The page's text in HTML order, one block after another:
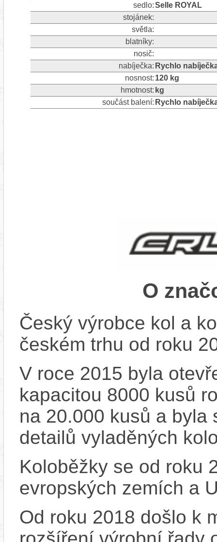
sedlo:Selle ROYAL
stojánek:
světla:
blatníky:
nosič:
nabíječka: Rychlo
nosnost: 120 kg
hmotnost: kg
součást balení: Rychlo
O
Český výrobce kol a
českém trhu od roku
V roce 2015 byla
kapacitou 8000 kusů
na 20.000 kusů a byla
detailů vyladěných
Koloběžky se od roku
evropských zemích a
Od roku 2018 došlo k